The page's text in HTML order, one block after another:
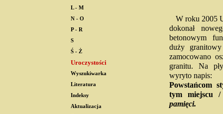
L - M
N - O
P - R
S
Ś - Ż
Uroczystości
Wyszukiwarka
Literatura
Indeksy
Aktualizacja
W roku 2005
dokonał
betonowym
duży
zamocowano
granitu. Na
wyryto napis:
Powstańcom
tym
pamięci.